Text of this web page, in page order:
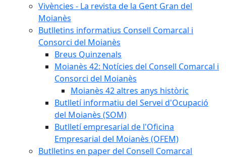
Vivències - La revista de la Gent Gran del
Moianès
Butlletins informatius Consell Comarcal i
Consorci del Moianès
Breus Quinzenals
Moianès 42: Notícies del Consell Comarcal i
Consorci del Moianès
Moianès 42 altres anys històric
Butlletí informatiu del Servei d'Ocupació
del Moianès (SOM)
Butlletí empresarial de l'Oficina
Empresarial del Moianès (OFEM)
Butlletins en paper del Consell Comarcal